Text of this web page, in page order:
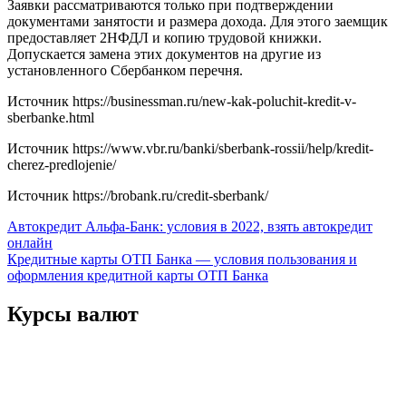
Заявки рассматриваются только при подтверждении
документами занятости и размера дохода. Для этого заемщик
предоставляет 2НФДЛ и копию трудовой книжки.
Допускается замена этих документов на другие из
установленного Сбербанком перечня.
Источник https://businessman.ru/new-kak-poluchit-kredit-v-
sberbanke.html
Источник https://www.vbr.ru/banki/sberbank-rossii/help/kredit-
cherez-predlojenie/
Источник https://brobank.ru/credit-sberbank/
Навигация
по
записям
Автокредит Альфа-Банк: условия в 2022, взять автокредит
онлайн
Кредитные карты ОТП Банка — условия пользования и
оформления кредитной карты ОТП Банка
Курсы валют